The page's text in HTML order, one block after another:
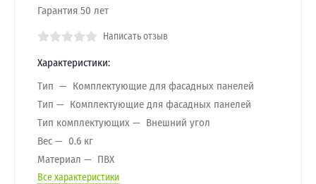
Гарантия 50 лет
Написать отзыв
Характеристики:
Тип
Комплектующие для фасадных панелей
Тип
Комплектующие для фасадных панелей
Тип комплектующих
Внешний угол
Вес
0.6 кг
Материал
ПВХ
Все характеристики